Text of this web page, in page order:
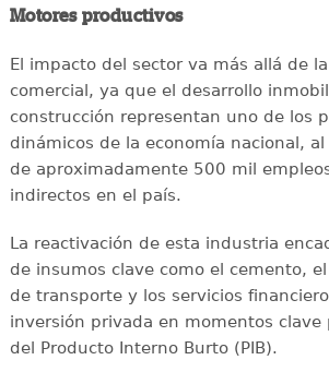
Motores productivos
El impacto del sector va más allá de
comercial, ya que el desarrollo
construcción representan uno de los
dinámicos de la economía nacional,
de aproximadamente 500 mil
indirectos en el país.
La reactivación de esta industria
de insumos clave como el cemento,
de transporte y los servicios
inversión privada en momentos clave
del Producto Interno Burto (PIB).